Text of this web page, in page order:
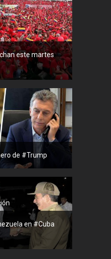
este martes
de #Trump
en #Cuba